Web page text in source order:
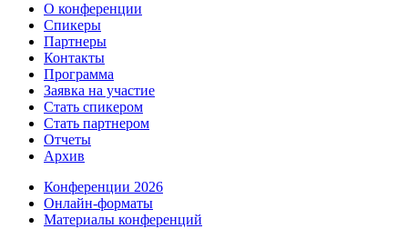
О конференции
Спикеры
Партнеры
Контакты
Программа
Заявка на участие
Стать спикером
Стать партнером
Отчеты
Архив
Конференции 2026
Онлайн-форматы
Материалы конференций